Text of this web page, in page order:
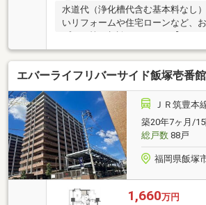
水道代（浄化槽代含む基本料なし
いリフォームや住宅ローンなど、
階・駐車場１台無料・2面バルコニ
ング・湯ぽっと付【BADポイント
ございません
エバーライフリバーサイド飯塚壱番館
ＪＲ筑豊本
築20年7ヶ月/
総戸数88戸
福岡県飯塚
1,660万円